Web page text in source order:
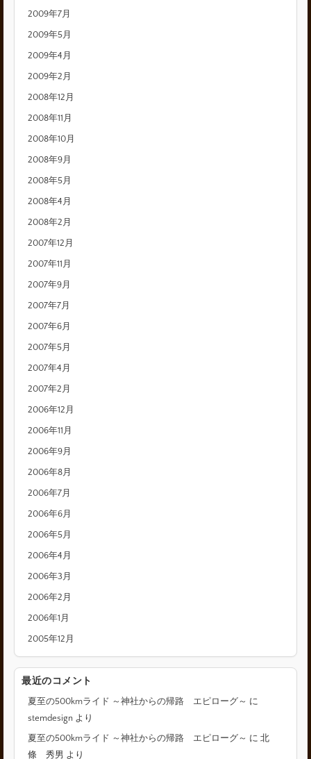
2009年7月
2009年5月
2009年4月
2009年2月
2008年12月
2008年11月
2008年10月
2008年9月
2008年5月
2008年4月
2008年2月
2007年12月
2007年11月
2007年9月
2007年7月
2007年6月
2007年5月
2007年4月
2007年2月
2006年12月
2006年11月
2006年9月
2006年8月
2006年7月
2006年6月
2006年5月
2006年4月
2006年3月
2006年2月
2006年1月
2005年12月
最近のコメント
夏至の500kmライド ～神社からの帰路 エピローグ～ に
stemdesign より
夏至の500kmライド ～神社からの帰路 エピローグ～ に北
條 秀男 より